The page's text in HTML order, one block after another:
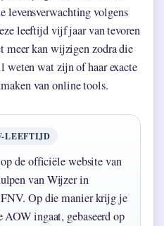
levensverwachting volgens
leeftijd vijf jaar van tevoren
meer kan wijzigen zodra die
wat zijn of haar exacte
van online tools.
LEEFTIJD
de officiële website van
van Wijzer in
Op die manier krijg je
ingaat, gebaseerd op